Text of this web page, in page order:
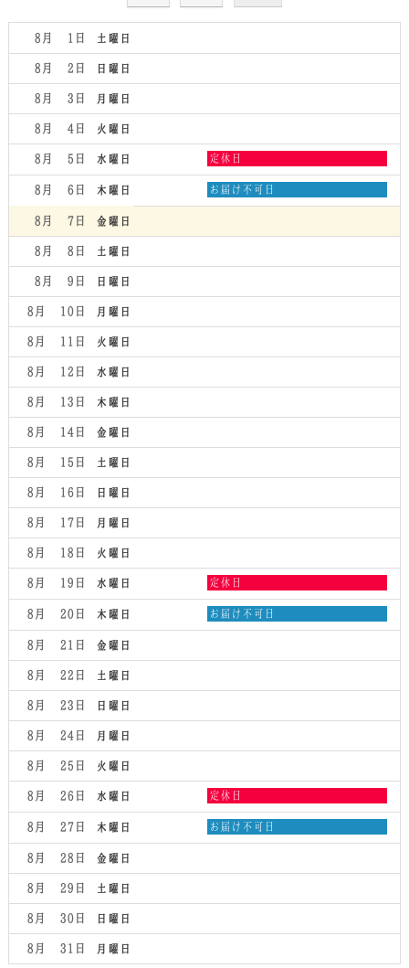
土曜日
8月 1
日曜日
8月 2
月曜日
8月 3
火曜日
8月 4
水曜日
8月 5
水
日,
8
2026
定休日
木曜日
8月 6
木
2026
お届け不可日
金曜日
8月 7
土曜日
8月 8
日曜日
8月 9
月曜日
8月 10
火曜日
8月 11
水曜日
8月 12
木曜日
8月 13
金曜日
8月 14
土曜日
8月 15
日曜日
8月 16
月曜日
8月 17
火曜日
8月 18
水曜日
8月 19
水
日,
8
2026
定休日
木曜日
8月 20
木
2026
お届け不可日
金曜日
8月 21
土曜日
8月 22
日曜日
8月 23
月曜日
8月 24
火曜日
8月 25
水曜日
8月 26
水
日,
8
2026
定休日
木曜日
8月 27
木
2026
お届け不可日
金曜日
8月 28
土曜日
8月 29
日曜日
8月 30
月曜日
8月 31